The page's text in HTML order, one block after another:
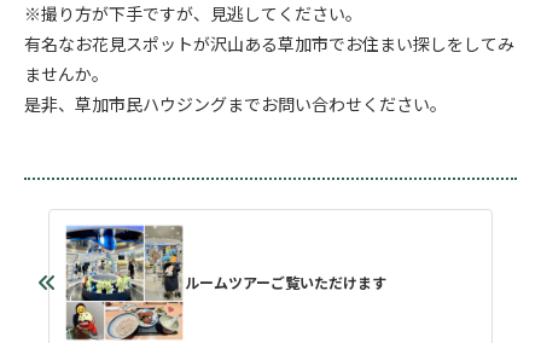
※撮り方が下手ですが、見逃してください。
有名なお花見スポットが沢山ある草加市でお住まい探しをしてみ
ませんか。
是非、草加市民ハウジングまでお問い合わせください。
ルームツアーご覧いただけます